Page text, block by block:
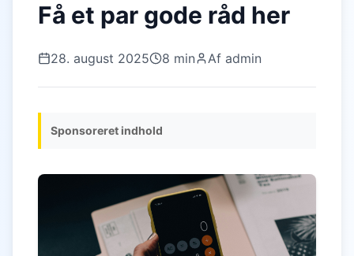
Få et par gode råd her
28. august 2025 8 min Af admin
Sponsoreret indhold